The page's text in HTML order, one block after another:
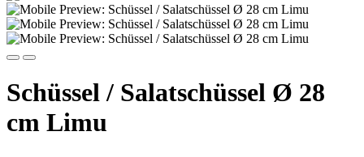
Schüssel / Salatschüssel Ø 28
cm Limu